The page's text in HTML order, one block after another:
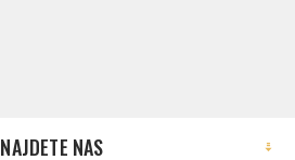
NAJDETE NAS